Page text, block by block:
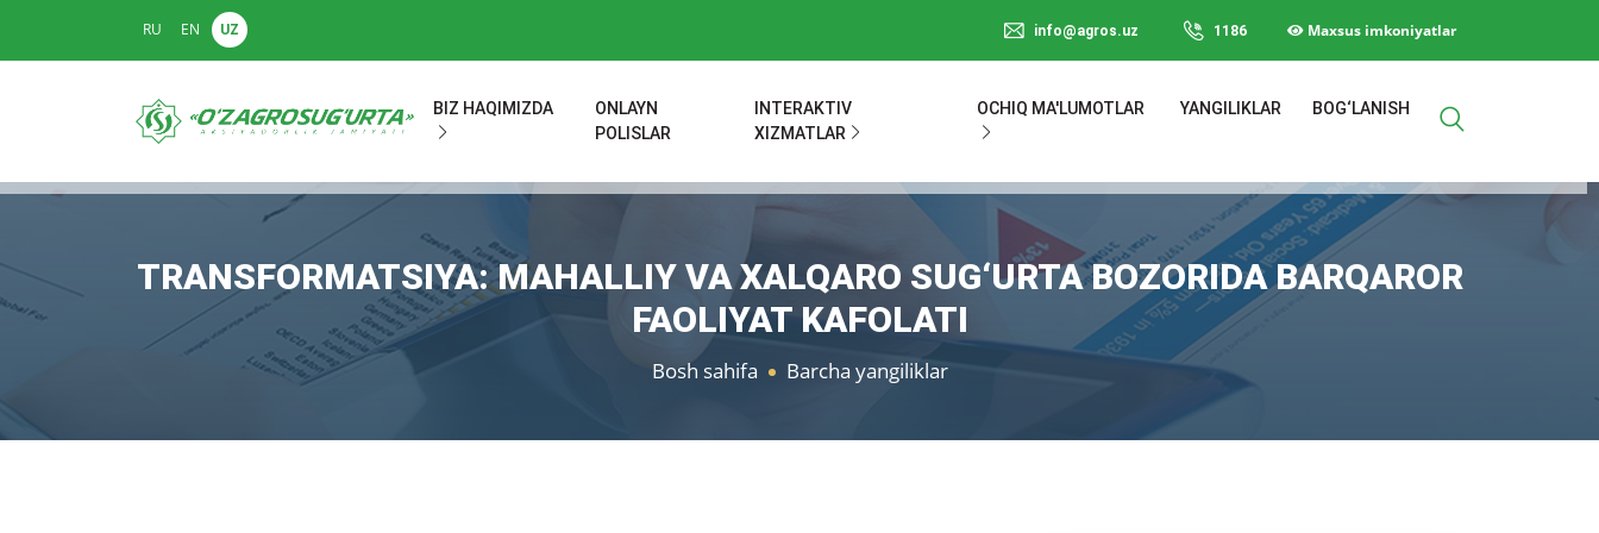
RU EN UZ info@agros.uz 1186 Maxsus imkoniyatlar
BIZ HAQIMIZDA
ONLAYN
POLISLAR
INTERAKTIV
XIZMATLAR
OCHIQ MA'LUMOTLAR YANGILIKLAR BOG‘LANISH
TRANSFORMATSIYA: MAHALLIY VA XALQARO SUG‘URTA BOZORIDA BARQAROR
FAOLIYAT KAFOLATI
Bosh sahifa Barcha yangiliklar